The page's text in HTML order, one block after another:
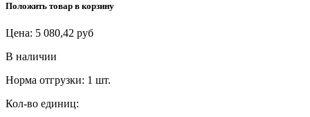
Положить товар в корзину
Цена: 5 080,42 руб
В наличии
Норма отгрузки: 1 шт.
Кол-во единиц: